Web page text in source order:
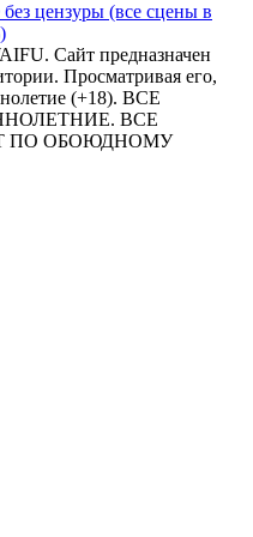
цензуры (все сцены в
Сайт предназначен
Просматривая его,
(+18). ВСЕ
ВСЕ
ПО ОБОЮДНОМУ